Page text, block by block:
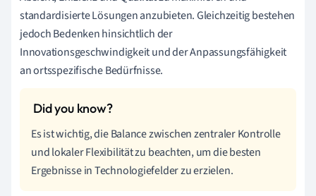
standardisierte Lösungen anzubieten. Gleichzeitig bestehen
jedoch Bedenken hinsichtlich der
Innovationsgeschwindigkeit und der Anpassungsfähigkeit
an ortsspezifische Bedürfnisse.
Es ist wichtig, die Balance zwischen zentraler Kontrolle
und lokaler Flexibilität zu beachten, um die besten
Ergebnisse in Technologiefelder zu erzielen.